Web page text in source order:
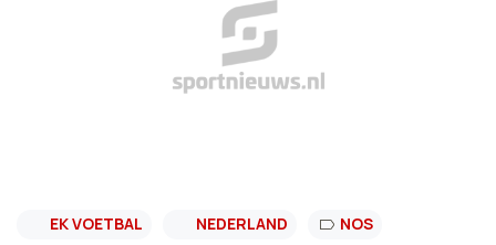
EK VOETBAL NEDERLAND
NOS